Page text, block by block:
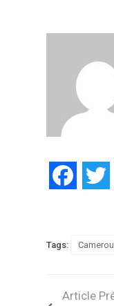
Tags:
Article